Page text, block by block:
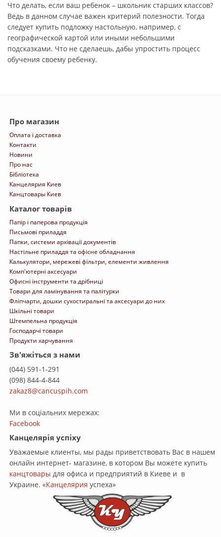
Что делать, если ваш ребенок – школьник старших классов?
Ведь в данном случае важен критерий полезности. Тогда
следует купить подложку настольную, например, с
географической картой или иными небольшими
подсказками. Что не сделаешь, дабы упростить процесс
обучения своему ребенку.
Про магазин
Оплата і доставка
Контакти
Новини
Про нас
Бібліотека
Канцелярия Киев
Канцтовары Киев
Каталог товарів
Папір і паперова продукція
Письмові приладдя
Папки, системи архівації документів
Настільне приладдя та офісне обладнання
Калькулятори, мережеві фільтри, елементи живлення
Комп'ютерні аксесуари
Офисні інструменти та дрібниці
Товари для ламінування та палітурки
Фліпчарти, дошки сухостиральні та аксесуари до них
Шкільні товари
Штемпельна продукція
Господарчі товари
Продукти харчування
Зв'яжіться з нами
(044) 591-1-291
(098) 844-4-844
zakaz8@cancuspih.com
Ми в соціальних мережах:
Facebook
Канцелярія успіху
Уважаемые клиенты, мы рады приветствовать Вас в нашем
онлайн интернет- магазине, в котором Вы можете купить
канцтовары для офиса и предприятий в Киеве и в
Украине. «Канцелярия успеха»